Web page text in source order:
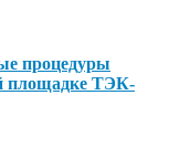
процедуры
площадке ТЭК-